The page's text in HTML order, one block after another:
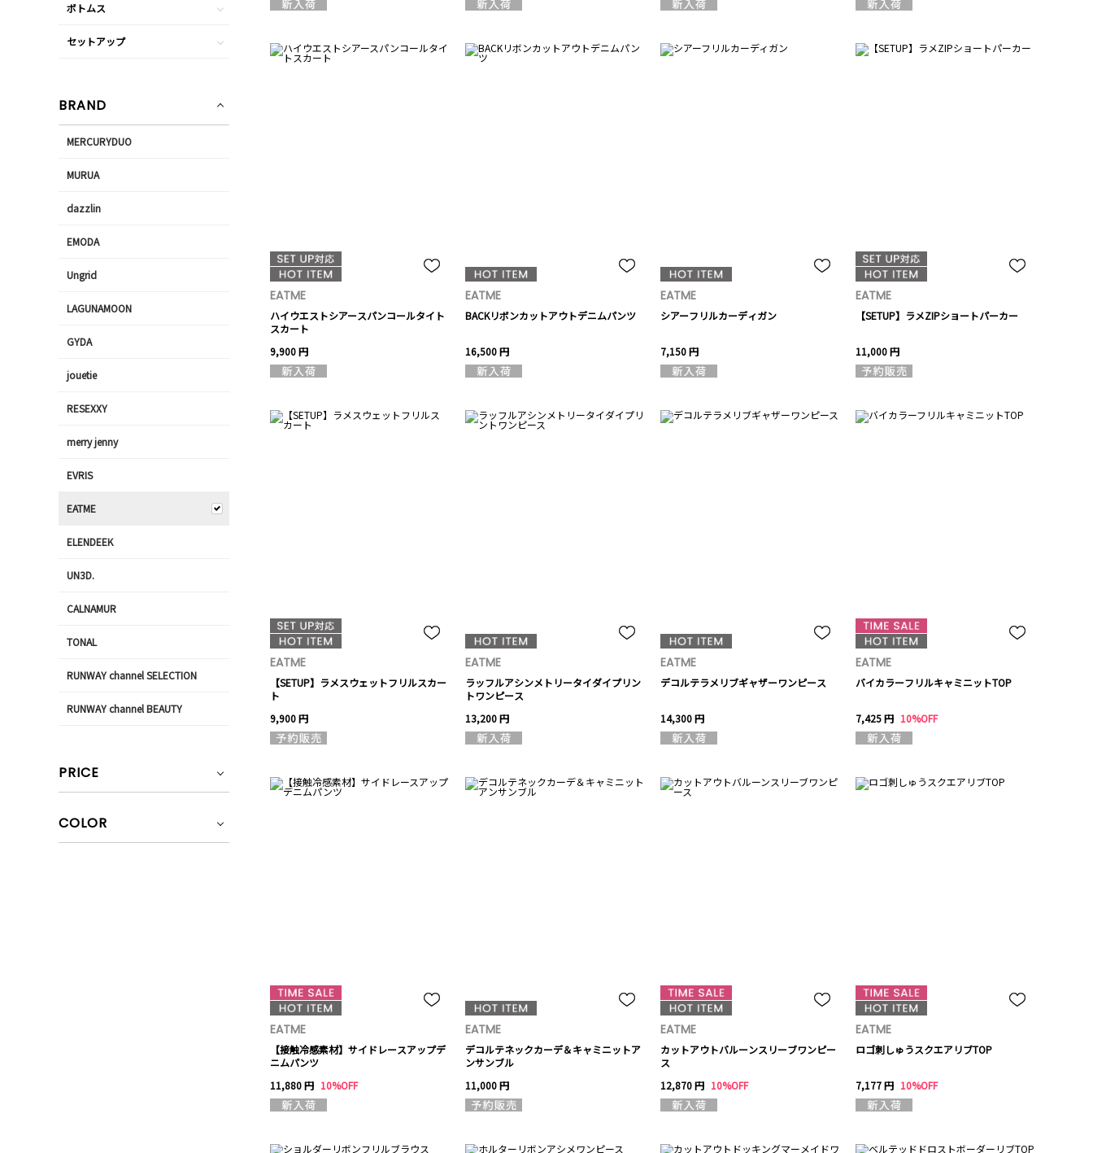
EATME
ハイウエストシアースパンコールタイト
スカート
9,900 円
EATME
BACKリボンカットアウトデニムパンツ
16,500 円
EATME
シアーフリルカーディガン
7,150 円
EATME
【SETUP】ラメZIPショートパーカー
11,000 円
EATME
【SETUP】ラメスウェットフリルスカー
ト
9,900 円
EATME
ラッフルアシンメトリータイダイプリン
トワンピース
13,200 円
EATME
デコルテラメリブギャザーワンピース
14,300 円
EATME
バイカラーフリルキャミニットTOP
7,425 円 10%OFF
EATME
【接触冷感素材】サイドレースアップデ
ニムパンツ
11,880 円 10%OFF
EATME
デコルテネックカーデ＆キャミニットア
ンサンブル
11,000 円
EATME
カットアウトバルーンスリーブワンピー
ス
12,870 円 10%OFF
EATME
ロゴ刺しゅうスクエアリブTOP
7,177 円 10%OFF
ボトムス
セットアップ
BRAND
MERCURYDUO
MURUA
dazzlin
EMODA
Ungrid
LAGUNAMOON
GYDA
jouetie
RESEXXY
merry jenny
EVRIS
EATME
ELENDEEK
UN3D.
CALNAMUR
TONAL
RUNWAY channel SELECTION
RUNWAY channel BEAUTY
PRICE
COLOR